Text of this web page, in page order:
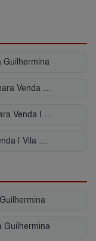
Guilhermina
Apartamento minha casa minha vida para Venda | Vila Guilhermina
Apartamento com portaria 24 horas para Venda | Vila Guilhermina
Sobrado com ar condicionado para Venda | Vila Guilhermina
Guilhermina